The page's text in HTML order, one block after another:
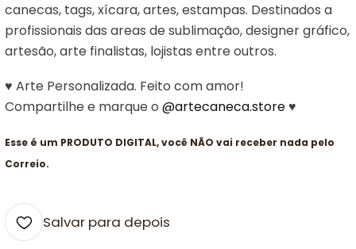
canecas, tags, xícara, artes, estampas. Destinados a
profissionais das areas de sublimação, designer gráfico,
artesão, arte finalistas, lojistas entre outros.
♥ Arte Personalizada. Feito com amor!
Compartilhe e marque o @artecaneca.store♥
Esse é um PRODUTO DIGITAL, você NÃO vai receber nada pelo
Correio.
Salvar para depois